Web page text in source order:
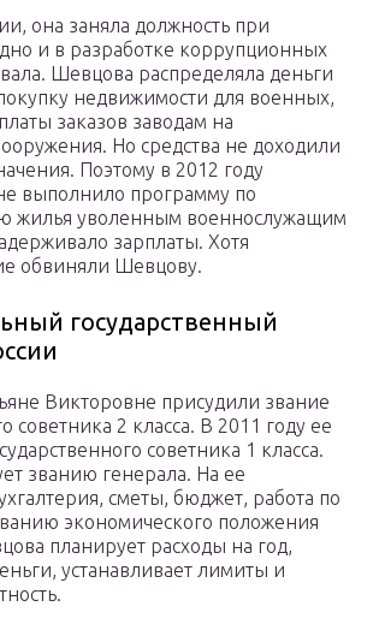
она заняла должность при
и в разработке коррупционных
Шевцова распределяла деньги
недвижимости для военных,
заказов заводам на
Но средства не доходили
Поэтому в 2012 году
выполнило программу по
жилья уволенным военнослужащим
зарплаты. Хотя
обвиняли Шевцову.
государственный
Викторовне присудили звание
советника 2 класса. В 2011 году ее
советника 1 класса.
званию генерала. На ее
сметы, бюджет, работа по
экономического положения
планирует расходы на год,
устанавливает лимиты и